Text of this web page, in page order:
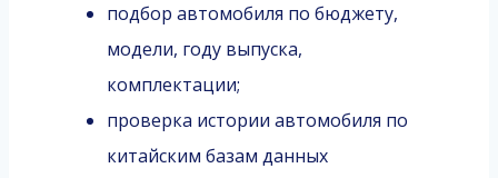
подбор автомобиля по бюджету,
модели, году выпуска,
комплектации;
проверка истории автомобиля по
китайским базам данных